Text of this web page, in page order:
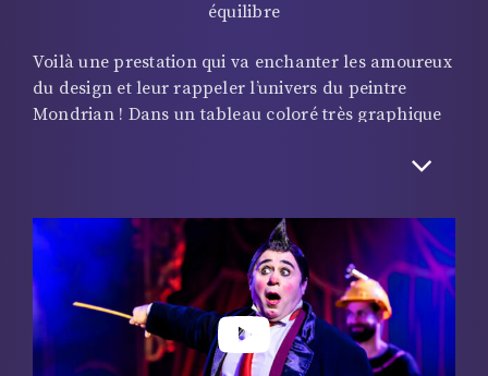
équilibre
Voilà une prestation qui va enchanter les amoureux
du design et leur rappeler l’univers du peintre
Mondrian ! Dans un tableau coloré très graphique
maquillage semblent se confondre, l’artiste flirte
toutes les facettes. Cet exercice de style rare a été
conçu le chorégraphe italien Giulio Scatola qui fut
danseur dans les compagnies de Maurice Béjart et
de Pina Bausch. Avec ce numéro, Maria fait le tour
du monde et s’invite dans les festivals les plus
prestigieux.